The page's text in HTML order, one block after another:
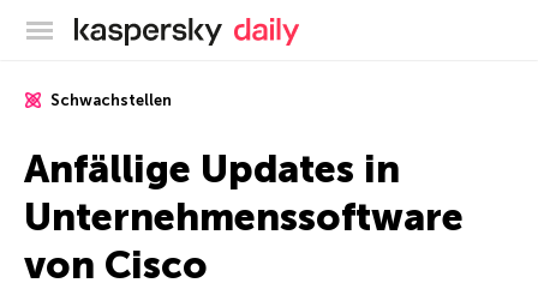
Offizieller Blog von Kaspersky
Schwachstellen
Anfällige Updates in
Unternehmenssoftware
von Cisco